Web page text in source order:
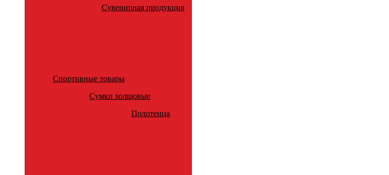
Сувенирная продукция
Спортивные товары
Сумки холщовые
Полотенца